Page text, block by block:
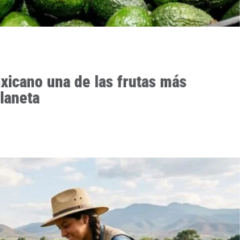
una de las frutas más